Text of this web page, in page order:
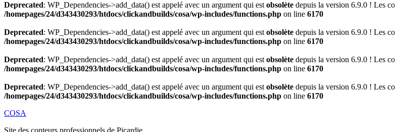
Deprecated: WP_Dependencies->add_data() est appelé avec un argument qui est obsolète depuis la version 6.9.0 ! Les
/homepages/24/d343430293/htdocs/clickandbuilds/cosa/wp-includes/functions.php on line 6170
Deprecated: WP_Dependencies->add_data() est appelé avec un argument qui est obsolète depuis la version 6.9.0 ! Les
/homepages/24/d343430293/htdocs/clickandbuilds/cosa/wp-includes/functions.php on line 6170
Deprecated: WP_Dependencies->add_data() est appelé avec un argument qui est obsolète depuis la version 6.9.0 ! Les
/homepages/24/d343430293/htdocs/clickandbuilds/cosa/wp-includes/functions.php on line 6170
Deprecated: WP_Dependencies->add_data() est appelé avec un argument qui est obsolète depuis la version 6.9.0 ! Les
/homepages/24/d343430293/htdocs/clickandbuilds/cosa/wp-includes/functions.php on line 6170
Aller
COSA
Site des conteurs professionnels de Picardie